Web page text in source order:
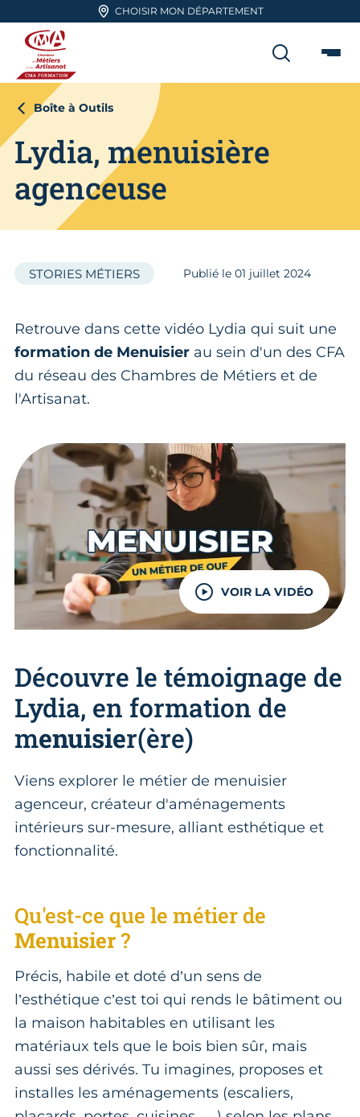
Aller en haut de pageCHOISIR MON DÉPARTEMENT
CMA FORMATION
Boîte à Outils
Lydia, menuisière
agenceuse
STORIES MÉTIERS Publié le 01 juillet 2024
Retrouve dans cette vidéo Lydia qui suit une
formation de Menuisier au sein d'un des CFA
du réseau des Chambres de Métiers et de
l'Artisanat.
VOIR LA VIDÉO
Découvre le témoignage de
Lydia, en formation de
menuisier(ère)
Viens explorer le métier de menuisier
agenceur, créateur d'aménagements
intérieurs sur-mesure, alliant esthétique et
fonctionnalité.
Qu'est-ce que le métier de
Menuisier?
Précis, habile et doté d’un sens de
l’esthétique c’est toi qui rends le bâtiment ou
la maison habitables en utilisant les
matériaux tels que le bois bien sûr, mais
aussi ses dérivés. Tu imagines, proposes et
installes les aménagements (escaliers,